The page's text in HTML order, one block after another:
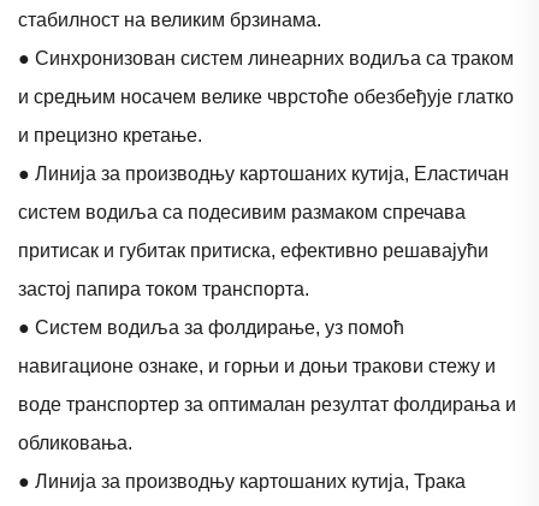
стабилност на великим брзинама.
● Синхронизован систем линеарних водиља са траком
и средњим носачем велике чврстоће обезбеђује глатко
и прецизно кретање.
● Линија за производњу картошаних кутија, Еластичан
систем водиља са подесивим размаком спречава
притисак и губитак притиска, ефективно решавајући
застој папира током транспорта.
● Систем водиља за фолдирање, уз помоћ
навигационе ознаке, и горњи и доњи тракови стежу и
воде транспортер за оптималан резултат фолдирања и
обликовања.
● Линија за производњу картошаних кутија, Трака